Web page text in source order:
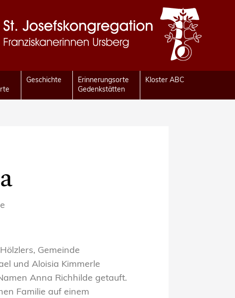
Geschichte
Erinnerungsorte
Gedenkstätten
Kloster ABC
Gemeinde
und Aloisia Kimmerle
Anna Richhilde getauft.
Familie auf einem